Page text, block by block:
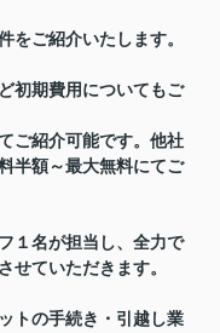
をご紹介いたします。
初期費用についてもご
ご紹介可能です。他社
半額～最大無料にてご
１名が担当し、全力で
せていただきます。
トの手続き・引越し業